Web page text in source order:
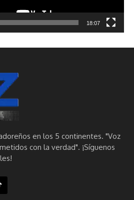
18:07
en los 5 continentes. "Voz
con la verdad". ¡Síguenos